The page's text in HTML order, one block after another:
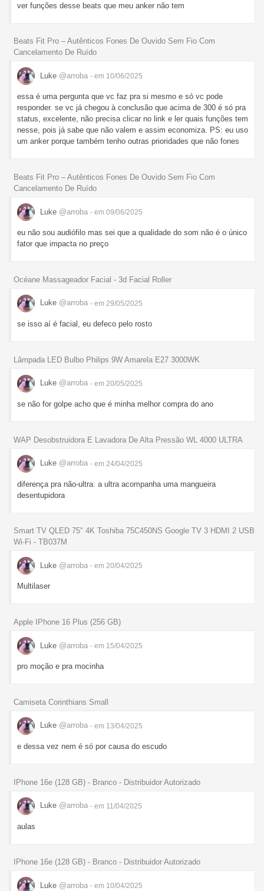
ver funções desse beats que meu anker não tem
Beats Fit Pro – Autênticos Fones De Ouvido Sem Fio Com
Cancelamento De Ruído
Luke @arroba - em 10/06/2025
essa é uma pergunta que vc faz pra si mesmo e só vc pode
responder. se vc já chegou à conclusão que acima de 300 é só pra
status, excelente, não precisa clicar no link e ler quais funções tem
nesse, pois já sabe que não valem e assim economiza. PS: eu uso
um anker porque também tenho outras prioridades que não fones
Beats Fit Pro – Autênticos Fones De Ouvido Sem Fio Com
Cancelamento De Ruído
Luke @arroba - em 09/06/2025
eu não sou audiófilo mas sei que a qualidade do som não é o único
fator que impacta no preço
Océane Massageador Facial - 3d Facial Roller
Luke @arroba - em 29/05/2025
se isso aí é facial, eu defeco pelo rosto
Lâmpada LED Bulbo Philips 9W Amarela E27 3000WK
Luke @arroba - em 20/05/2025
se não for golpe acho que é minha melhor compra do ano
WAP Desobstruidora E Lavadora De Alta Pressão WL 4000 ULTRA
Luke @arroba - em 24/04/2025
diferença pra não-ultra: a ultra acompanha uma mangueira
desentupidora
Smart TV QLED 75" 4K Toshiba 75C450NS Google TV 3 HDMI 2 USB
Wi-Fi - TB037M
Luke @arroba - em 20/04/2025
Multilaser
Apple IPhone 16 Plus (256 GB)
Luke @arroba - em 15/04/2025
pro moção e pra mocinha
Camiseta Corinthians Small
Luke @arroba - em 13/04/2025
e dessa vez nem é só por causa do escudo
IPhone 16e (128 GB) - Branco - Distribuidor Autorizado
Luke @arroba - em 11/04/2025
aulas
IPhone 16e (128 GB) - Branco - Distribuidor Autorizado
Luke @arroba - em 10/04/2025